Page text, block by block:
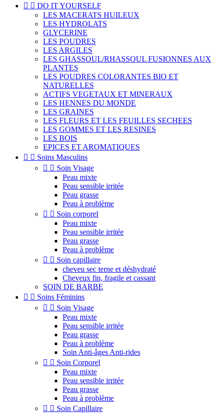
  DO IT YOURSELF
LES MACERATS HUILEUX
LES HYDROLATS
GLYCERINE
LES POUDRES
LES ARGILES
LES GHASSOUL/RHASSOUL FUSIONNES AUX
PLANTES
LES POUDRES COLORANTES BIO ET
NATURELLES
ACTIFS VEGETAUX ET MINERAUX
LES HENNES DU MONDE
LES GRAINES
LES FLEURS ET LES FEUILLES SECHEES
LES GOMMES ET LES RESINES
LES BOIS
EPICES ET AROMATIQUES
  Soins Masculins
  Soin Visage
Peau mixte
Peau sensible irritée
Peau grasse
Peau à problème
  Soin corporel
Peau mixte
Peau sensible irritée
Peau grasse
Peau à problème
  Soin capillaire
cheveu sec terne et déshydraté
Cheveux fin, fragile et cassant
SOIN DE BARBE
  Soins Féminins
  Soin Visage
Peau mixte
Peau sensible irritée
Peau grasse
Peau à problème
Soin Anti-âges Anti-rides
  Soin Corporel
Peau mixte
Peau sensible irritée
Peau grasse
Peau à problème
  Soin Capillaire